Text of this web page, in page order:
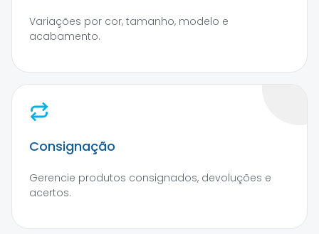
Variações por cor, tamanho, modelo e
acabamento.
Consignação
Gerencie produtos consignados, devoluções e
acertos.